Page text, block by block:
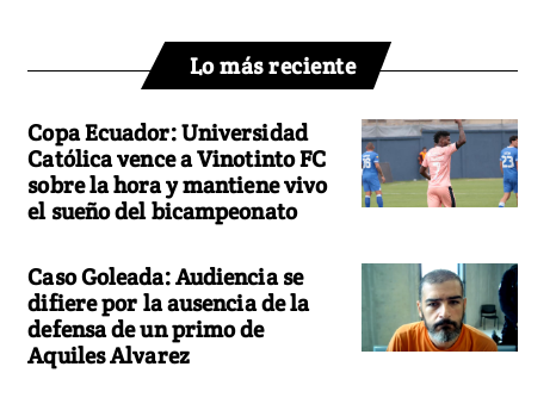
Lo más reciente
Copa Ecuador: Universidad
Católica vence a Vinotinto FC
sobre la hora y mantiene vivo
el sueño del bicampeonato
Caso Goleada: Audiencia se
difiere por la ausencia de la
defensa de un primo de
Aquiles Alvarez